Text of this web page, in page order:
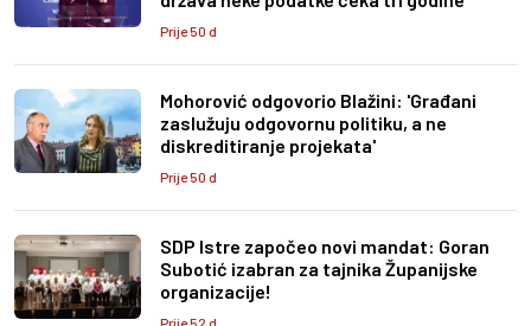
Prije 50 d
Mohorović odgovorio Blažini: 'Građani
zaslužuju odgovornu politiku, a ne
diskreditiranje projekata'
Prije 50 d
SDP Istre započeo novi mandat: Goran
Subotić izabran za tajnika Županijske
organizacije!
Prije 52 d